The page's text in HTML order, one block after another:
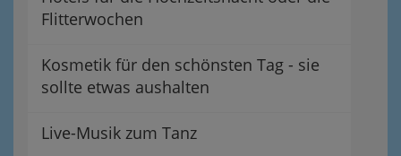
Flitterwochen
Kosmetik für den schönsten Tag - sie
sollte etwas aushalten
Live-Musik zum Tanz